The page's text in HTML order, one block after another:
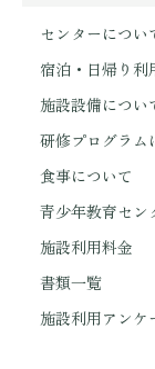
センターについ
宿泊・日帰り利
施設設備につい
研修プログラム
食事について
青少年教育セン
施設利用料金
書類一覧
施設利用アンケ